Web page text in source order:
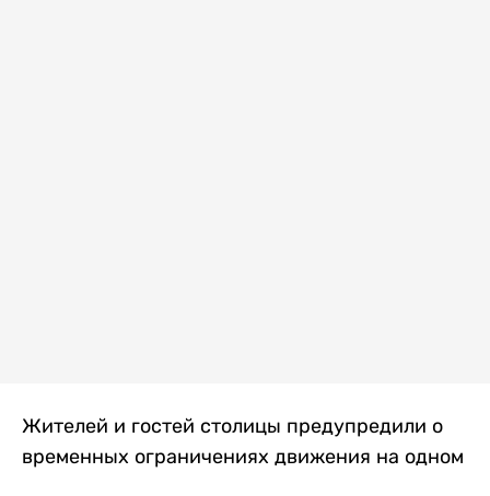
Жителей и гостей столицы предупредили о
временных ограничениях движения на одном